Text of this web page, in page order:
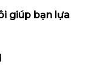
giúp bạn lựa